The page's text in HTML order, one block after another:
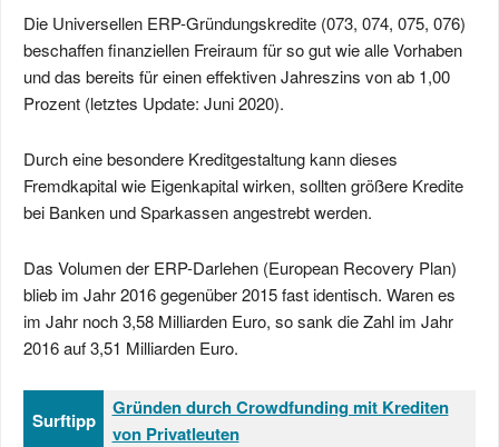
Die Universellen ERP-Gründungskredite (073, 074, 075, 076)
beschaffen finanziellen Freiraum für so gut wie alle Vorhaben
und das bereits für einen effektiven Jahreszins von ab 1,00
Prozent (letztes Update: Juni 2020).
Durch eine besondere Kreditgestaltung kann dieses
Fremdkapital wie Eigenkapital wirken, sollten größere Kredite
bei Banken und Sparkassen angestrebt werden.
Das Volumen der ERP-Darlehen (European Recovery Plan)
blieb im Jahr 2016 gegenüber 2015 fast identisch. Waren es
im Jahr noch 3,58 Milliarden Euro, so sank die Zahl im Jahr
2016 auf 3,51 Milliarden Euro.
Surftipp
Gründen durch Crowdfunding mit Krediten
von Privatleuten